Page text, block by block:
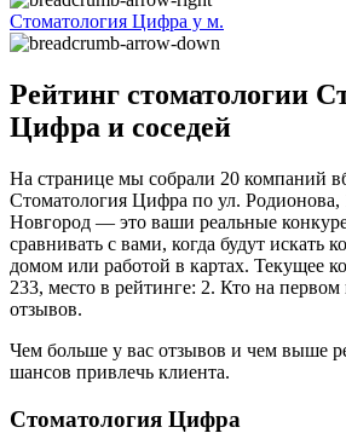
Стоматология Цифра у м.
Рейтинг стоматологии
Цифра и соседей
На странице мы собрали 20 компаний
Стоматология Цифра по ул.
Новгород — это ваши реальные
сравнивать с вами, когда будут искать
домом или работой в картах. Текущее
233, место в рейтинге: 2. Кто на
отзывов.
Чем больше у вас отзывов и чем выше
шансов привлечь клиента.
Стоматология Цифра